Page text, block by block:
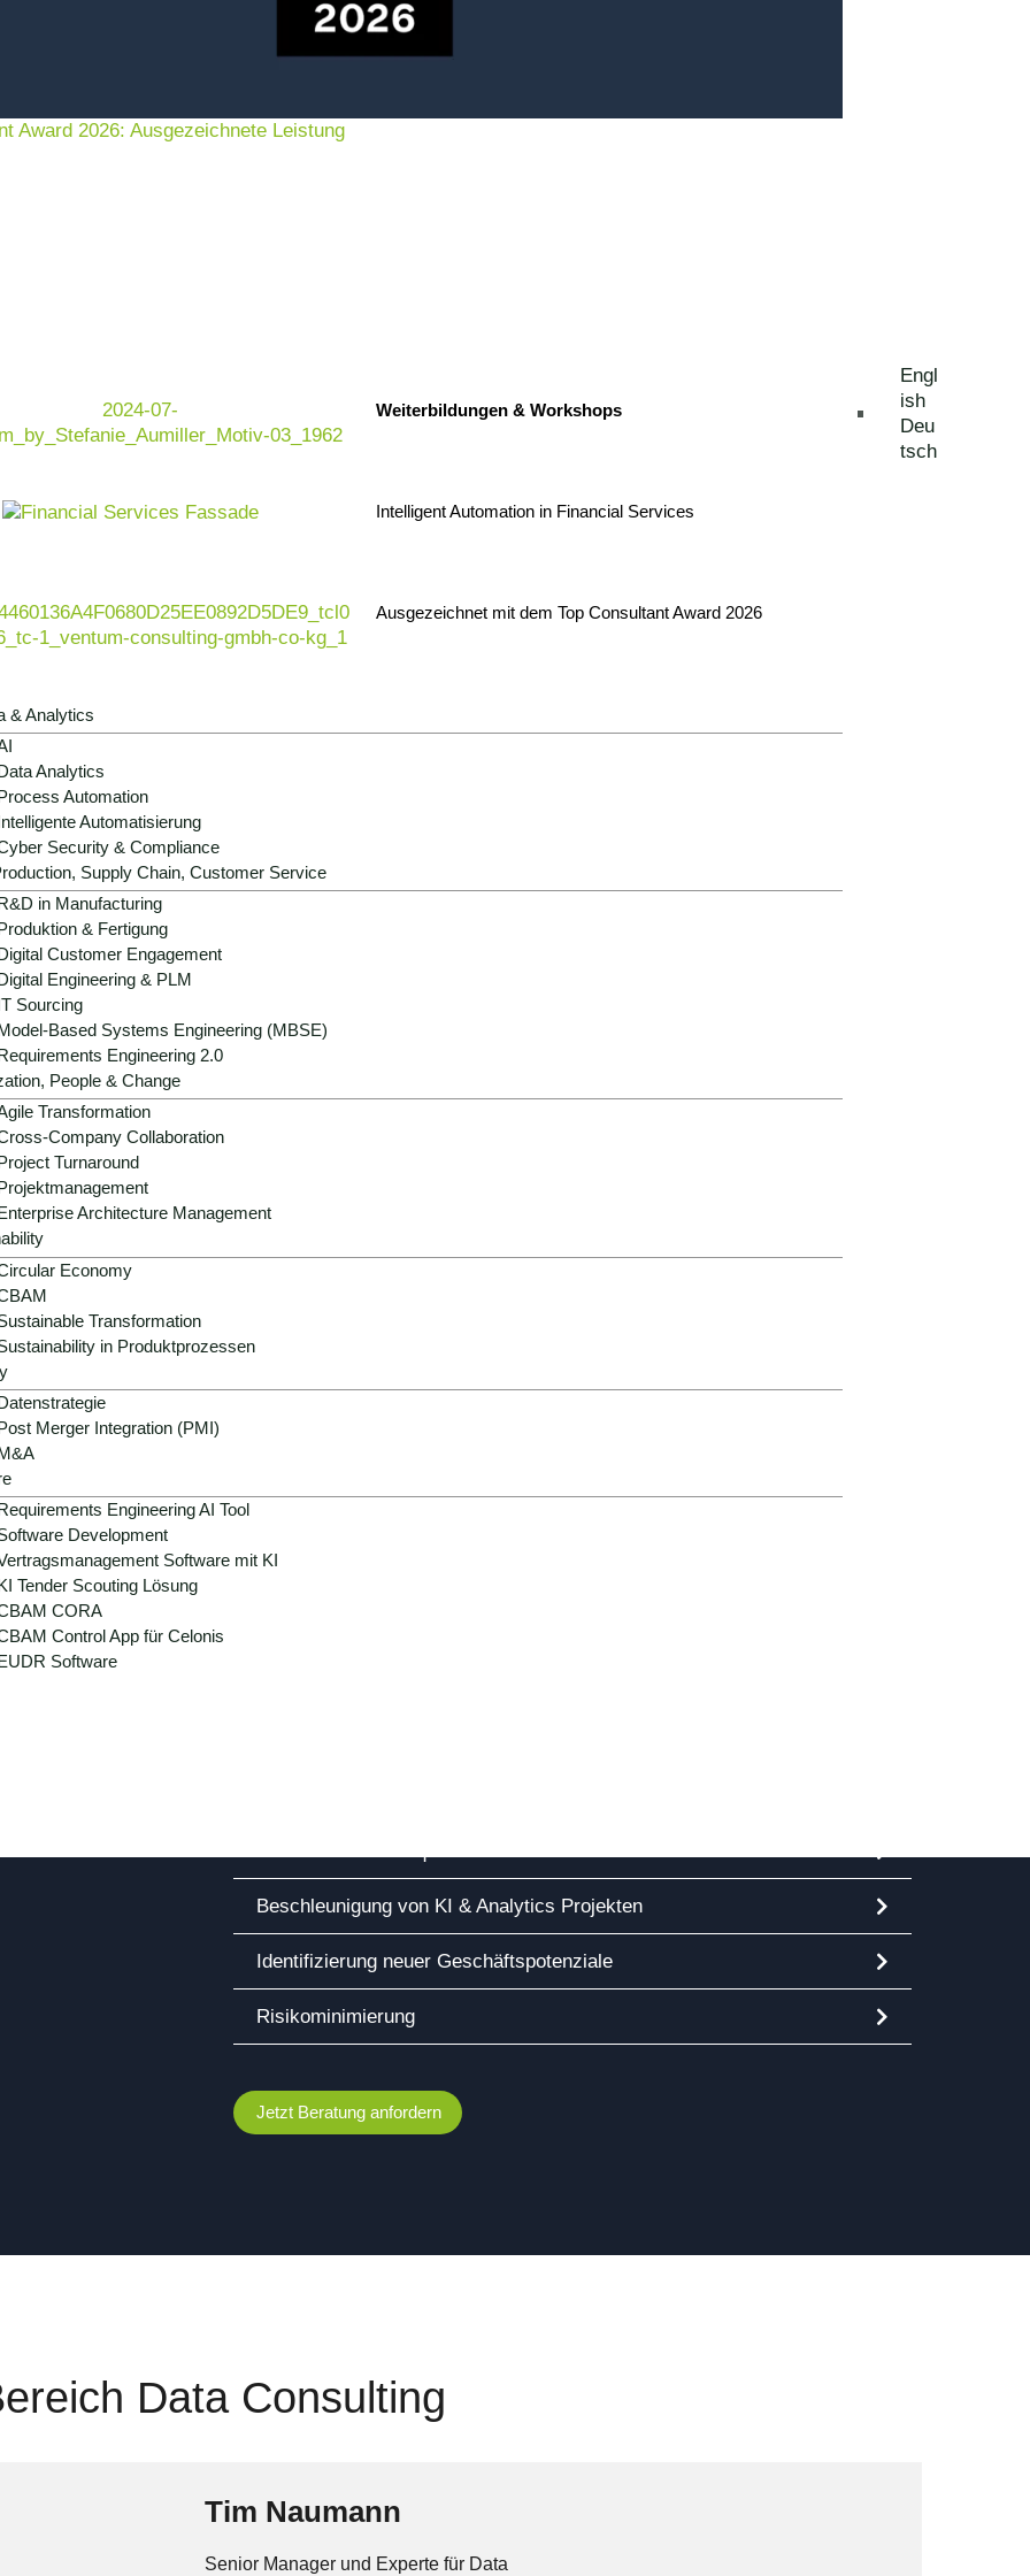
Award 2026: Ausgezeichnete Leistung
Weiterbildungen & Workshops
Intelligent Automation in Financial Services
Ausgezeichnet mit dem Top Consultant Award 2026
& Analytics
Analytics
Automation
Automatisierung
Security & Compliance
Supply Chain, Customer Service
in Manufacturing
& Fertigung
Customer Engagement
Engineering & PLM
Sourcing
Based Systems Engineering (MBSE)
Engineering 2.0
People & Change
Transformation
Company Collaboration
Turnaround
Architecture Management
Economy
Transformation
in Produktprozessen
Merger Integration (PMI)
Engineering AI Tool
Development
Software mit KI
Tender Scouting Lösung
CORA
Control App für Celonis
Software
Engl
ish
Deu
tsch
Analytics & KI
Nutzung des vollen Potenzials von Daten,
Sie dabei, Ihre Datenlandschaft so zu
Initiativen dient. Von der Datenstrategie
beschleunigen können.
Data Analytics ❯
KI-Beratung ❯
Process Automation ❯
Cyber Security & Compliance ❯
im Überblick
Klare Datenstrategie
Beschleunigung von KI & Analytics Projekten
Identifizierung neuer Geschäftspotenziale
Risikominimierung
Jetzt Beratung anfordern
Data Consulting
Tim Naumann
Senior Manager und Experte für Data